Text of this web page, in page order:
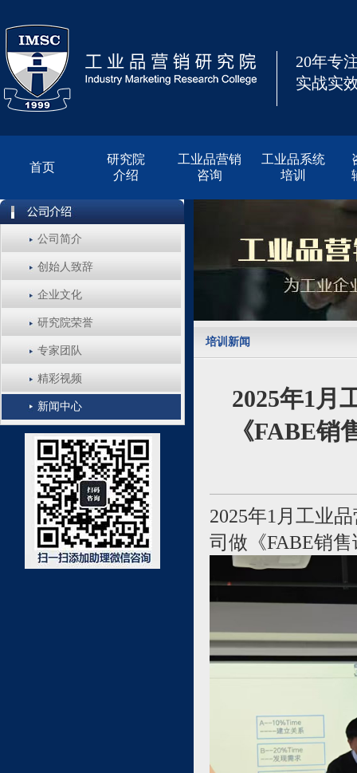
20年专
实战实
首页
研究院
介绍
工业品营销
咨询
工业品系统
培训
公司简介
创始人致辞
企业文化
研究院荣誉
专家团队
精彩视频
新闻中心
培训新闻
2025年1月
《FABE
2025年1月工业
司做《FABE销